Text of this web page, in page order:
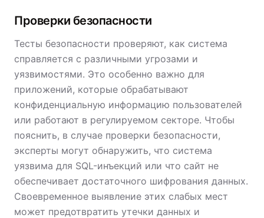
Проверки безопасности
Тесты безопасности проверяют, как система
справляется с различными угрозами и
уязвимостями. Это особенно важно для
приложений, которые обрабатывают
конфиденциальную информацию пользователей
или работают в регулируемом секторе. Чтобы
пояснить, в случае проверки безопасности,
эксперты могут обнаружить, что система
уязвима для SQL-инъекций или что сайт не
обеспечивает достаточного шифрования данных.
Своевременное выявление этих слабых мест
может предотвратить утечки данных и